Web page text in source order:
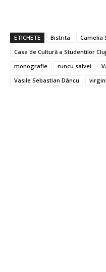
ETICHETE Bistrita
Camelia
Casa de Cultură a Studenților Cluj
monografie
runcu salvei
Vasile Sebastian Dâncu